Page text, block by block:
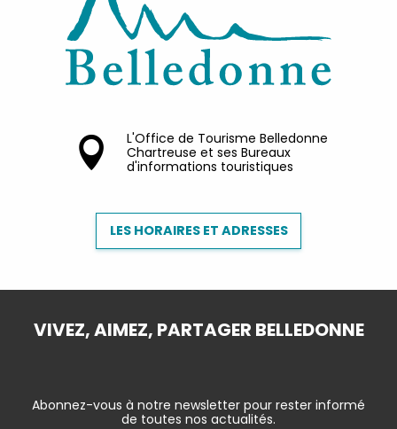
L'Office de Tourisme Belledonne
Chartreuse et ses Bureaux
d'informations touristiques
LES HORAIRES ET ADRESSES
VIVEZ, AIMEZ, PARTAGER BELLEDONNE
Abonnez-vous à notre newsletter pour rester informé
de toutes nos actualités.